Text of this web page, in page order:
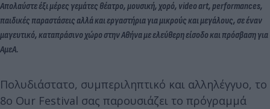
Απολαύστε έξι μέρες γεμάτες θέατρο, μουσική, χορό, video art, performances,
παιδικές παραστάσεις αλλά και εργαστήρια για μικρούς και μεγάλους, σε έναν
μαγευτικό, καταπράσινο χώρο στην Αθήνα με ελεύθερη είσοδο και πρόσβαση για
ΑμεΑ.
Πολυδιάστατο, συμπεριληπτικό και αλληλέγγυο, το
8ο Our Festival σας παρουσιάζει το πρόγραμμά